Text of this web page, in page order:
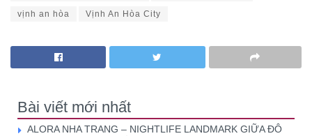
vịnh an hòa Vịnh An Hòa City
Bài viết mới nhất
ALORA NHA TRANG – NIGHTLIFE LANDMARK GIỮA ĐÔ